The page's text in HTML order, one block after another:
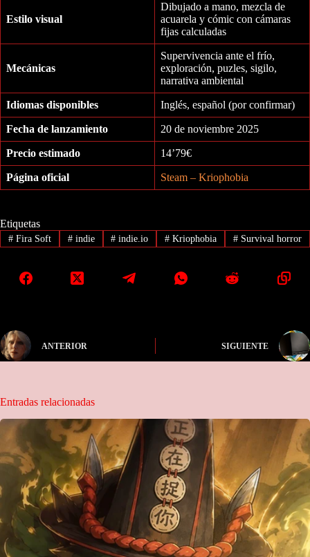
Estilo visual
Dibujado a mano, mezcla de
acuarela y cómic con cámaras
fijas calculadas
Mecánicas
Supervivencia ante el frío,
exploración, puzles, sigilo,
narrativa ambiental
Idiomas disponibles Inglés, español (por confirmar)
Fecha de lanzamiento 20 de noviembre 2025
Precio estimado 14’79€
Página oficial Steam – Kriophobia
Etiquetas
#Fira Soft #indie # indie.io # Kriophobia # Survival horror
ANTERIOR SIGUIENTE
Entradas relacionadas